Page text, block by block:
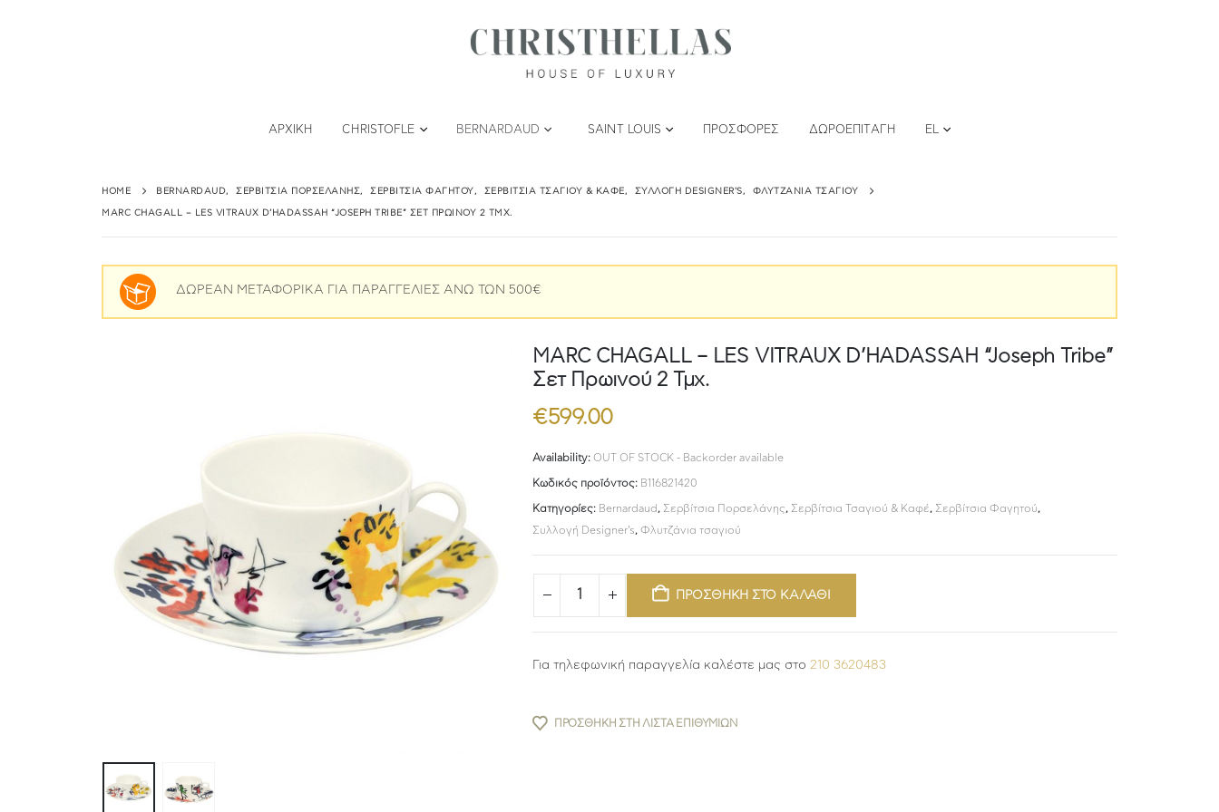
ΑΡΧΙΚΉ CHRISTOFLE BERNARDAUD SAINT LOUIS ΠΡΟΣΦΟΡΈΣ ΔΩΡΟΕΠΙΤΑΓΉ EL
HOME BERNARDAUD, ΣΕΡΒΊΤΣΙΑ ΠΟΡΣΕΛΆΝΗΣ, ΣΕΡΒΊΤΣΙΑ ΦΑΓΗΤΟΎ, ΣΕΡΒΊΤΣΙΑ ΤΣΑΓΙΟΎ & ΚΑΦΈ, ΣΥΛΛΟΓΉ DESIGNER'S, ΦΛΥΤΖΆΝΙΑ ΤΣΑΓΙΟΎ
MARC CHAGALL – LES VITRAUX D’HADASSAH “JOSEPH TRIBE” ΣΕΤ ΠΡΩΙΝΟΎ 2 ΤΜΧ.
ΔΩΡΕΑΝ ΜΕΤΑΦΟΡΙΚΑ ΓΙΑ ΠΑΡΑΓΓΕΛΙΕΣ ΑΝΩ ΤΩΝ 500€
MARC CHAGALL – LES VITRAUX D’HADASSAH “Joseph Tribe”
Σετ Πρωινού 2 Τμχ.
€599.00
Availability: OUT OF STOCK - Backorder available
Κωδικός προϊόντος: B116821420
Κατηγορίες: Bernardaud , Σερβίτσια Πορσελάνης, Σερβίτσια Τσαγιού & Καφέ, Σερβίτσια Φαγητού,
Συλλογή Designer's, Φλυτζάνια τσαγιού
ΠΡΟΣΘΗΚΗ ΣΤΟ ΚΑΛΑΘΙ
Για τηλεφωνική παραγγελία καλέστε μας στο 210 3620483
ΠΡΟΣΘΉΚΗ ΣΤΗ ΛΊΣΤΑ ΕΠΙΘΥΜΙΏΝ